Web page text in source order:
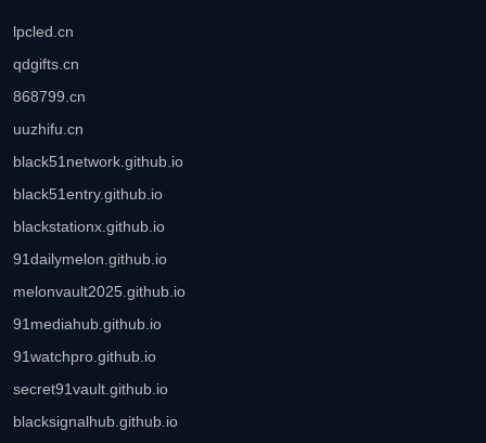
lpcled.cn
qdgifts.cn
868799.cn
uuzhifu.cn
black51network.github.io
black51entry.github.io
blackstationx.github.io
91dailymelon.github.io
melonvault2025.github.io
91mediahub.github.io
91watchpro.github.io
secret91vault.github.io
blacksignalhub.github.io